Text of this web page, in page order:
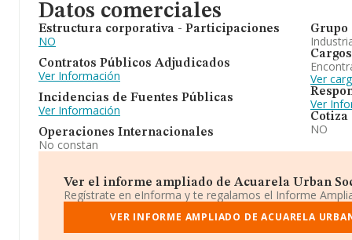
Datos comerciales
Estructura corporativa - Participaciones
NO
Contratos Públicos Adjudicados
Ver Información
Incidencias de Fuentes Públicas
Ver Información
Operaciones Internacionales
No constan
Grupo
Cargos
Ver
Ver
Cotiza
NO
Ver el informe ampliado de Acuarela Urban
Regístrate en eInforma y te regalamos el Informe
VER INFORME AMPLIADO DE ACUARELA